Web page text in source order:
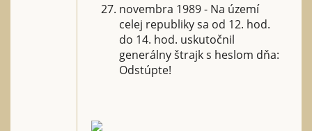
novembra 1989 - Na území
celej republiky sa od 12. hod.
do 14. hod. uskutočnil
generálny štrajk s heslom dňa:
Odstúpte!